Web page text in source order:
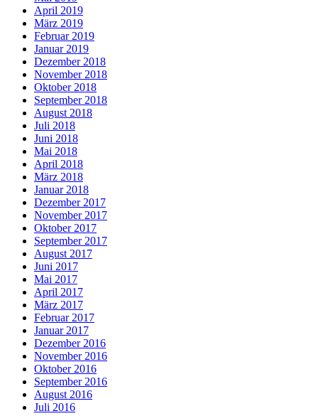
April 2019
März 2019
Februar 2019
Januar 2019
Dezember 2018
November 2018
Oktober 2018
September 2018
August 2018
Juli 2018
Juni 2018
Mai 2018
April 2018
März 2018
Januar 2018
Dezember 2017
November 2017
Oktober 2017
September 2017
August 2017
Juni 2017
Mai 2017
April 2017
März 2017
Februar 2017
Januar 2017
Dezember 2016
November 2016
Oktober 2016
September 2016
August 2016
Juli 2016